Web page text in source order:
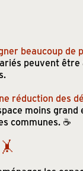
beaucoup de
peuvent être
réduction des
moins
communes. ☕️